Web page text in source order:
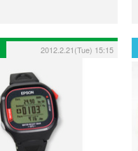
2012.2.21(Tue) 15:15